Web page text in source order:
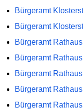
Bürgeramt
Bürgeramt
Bürgeramt
Bürgeramt
Bürgeramt
Bürgeramt
Bürgeramt